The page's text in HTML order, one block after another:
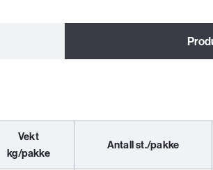
Vekt
kg/pakke
Antall st./pakke